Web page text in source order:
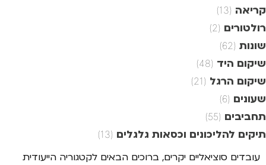
קריאה (13)
רולטורים (2)
שונות (62)
שיקום היד (48)
שיקום הרגל (21)
שעונים (6)
תחביבים (55)
תיקים להליכונים וכסאות גלגלים (13)
עובדים סוציאליים יקרים, ברוכים הבאים לקטגוריה הייעודית